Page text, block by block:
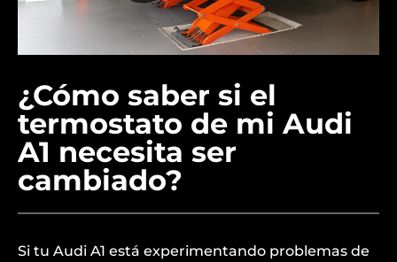
¿Cómo saber si el
termostato de mi Audi
A1 necesita ser
cambiado?
Si tu Audi A1 está experimentando problemas de